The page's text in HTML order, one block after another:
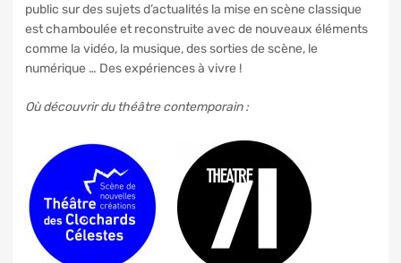
public sur des sujets d’actualités la mise en scène classique
est chamboulée et reconstruite avec de nouveaux éléments
comme la vidéo, la musique, des sorties de scène, le
numérique … Des expériences à vivre !
Où découvrir du théâtre contemporain :